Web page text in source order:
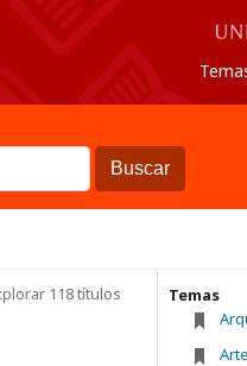
Buscar
118 títulos
Temas